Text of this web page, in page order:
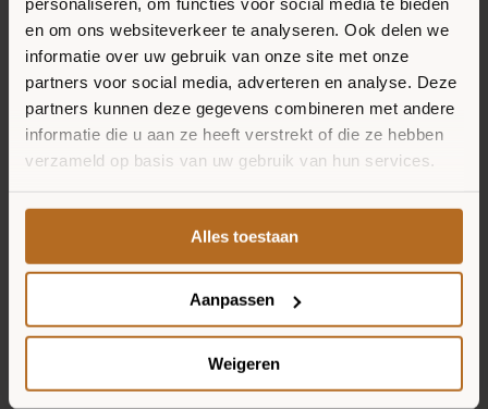
en om ons websiteverkeer te analyseren. Ook delen we
informatie over uw gebruik van onze site met onze
partners voor social media, adverteren en analyse. Deze
partners kunnen deze gegevens combineren met andere
informatie die u aan ze heeft verstrekt of die ze hebben
verzameld op basis van uw gebruik van hun services.
Alles toestaan
Aanpassen
Weigeren
basilicum zoals de echte klassieker. Of doe
eens gek en ga voor nieuwe
smaakcombinaties! Zo is een groentepizza
met gegrilde groenten en hummus zeker
aan te raden. En wat dacht je van een
pizza met gegrilde aubergine, ricotta en
granaatappelpitjes? Ook dit is een
heerlijke combinatie.
STAP VOOR STAP GEZONDER
LEVEN
VERKOOPPUNTEN
NIEUWS